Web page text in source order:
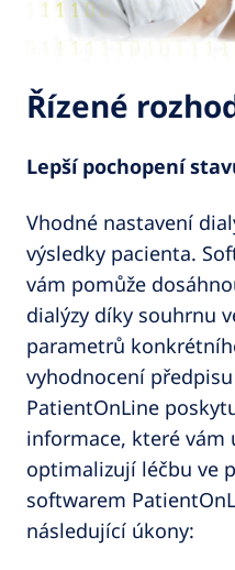
Řízené
Lepší pochopení
Vhodné nastavení
výsledky pacienta.
vám pomůže
dialýzy díky souhrnu
parametrů
vyhodnocení
PatientOnLine
informace, které vám
optimalizují léčbu ve
softwarem
následující úkony: